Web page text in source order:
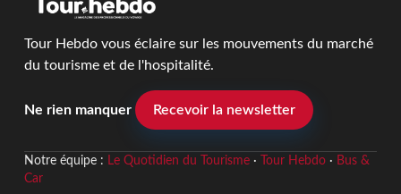
Tour Hebdo vous éclaire sur les mouvements du marché
du tourisme et de l'hospitalité.
Ne rien manquer Recevoir la newsletter
Notre équipe : Le Quotidien du Tourisme· Tour Hebdo· Bus &
Car